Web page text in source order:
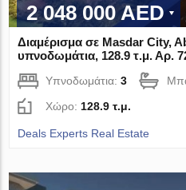
2 048 000 AED
Διαμέρισμα σε Masdar City,
υπνοδωμάτια, 128.9 τ.μ. Αρ.
Υπνοδωμάτια:3
Χώρο:128.9 τ.μ.
Deals Experts Real Estate